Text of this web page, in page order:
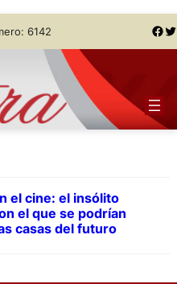
6142 Facebook Twitter
el cine: el insólito
el que se podrían
casas del futuro